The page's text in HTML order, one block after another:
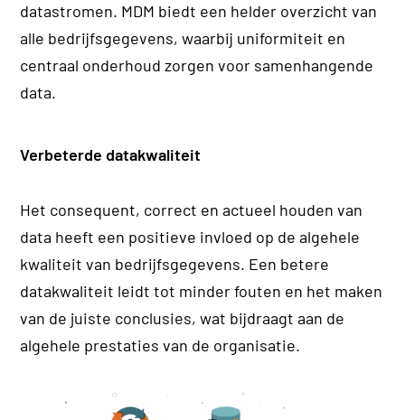
datastromen. MDM biedt een helder overzicht van
alle bedrijfsgegevens, waarbij uniformiteit en
centraal onderhoud zorgen voor samenhangende
data.
Verbeterde datakwaliteit
Het consequent, correct en actueel houden van
data heeft een positieve invloed op de algehele
kwaliteit van bedrijfsgegevens. Een betere
datakwaliteit leidt tot minder fouten en het maken
van de juiste conclusies, wat bijdraagt aan de
algehele prestaties van de organisatie.